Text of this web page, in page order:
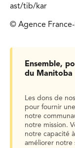
ast/tib/kar
© Agence France-
Ensemble,
du Manitoba
Les dons de
pour fournir
notre
notre mission.
notre capacité
améliorer notre